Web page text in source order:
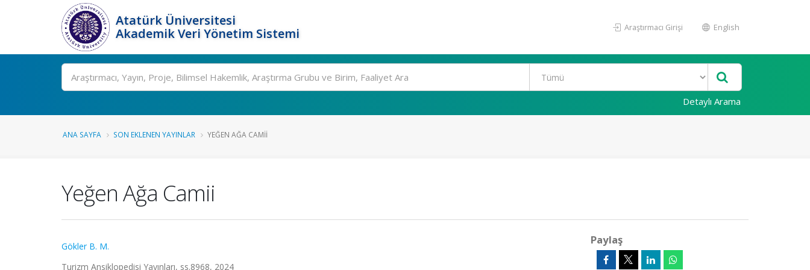
Atatürk Üniversitesi
Akademik Veri Yönetim Sistemi
Araştırmacı Girişi English
Ara
Detaylı Arama
ANA SAYFA SON EKLENEN YAYINLAR YEĞEN AĞA CAMII
Yeğen Ağa Camii
Gökler B. M.
Turizm Ansiklopedisi Yayınları, ss.8968, 2024
Paylaş